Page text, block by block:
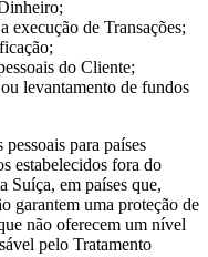
execução de Transações;
do Cliente;
levantamento de fundos
para países
estabelecidos fora do
Suíça, em países que,
garantem uma proteção de
não oferecem um nível
pelo Tratamento